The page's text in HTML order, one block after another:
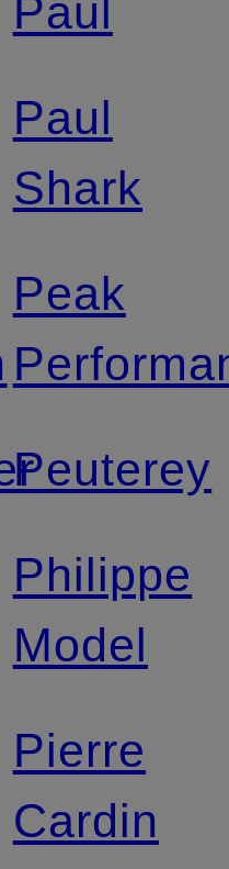
Paul
Paul
Shark
Peak
Peuterey
Philippe
Model
Pierre
Cardin